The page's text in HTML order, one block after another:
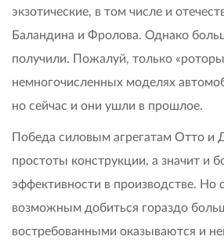
экзотические, в том числе и
Баландина и Фролова. Однако
получили. Пожалуй, только
немногочисленных моделях
но сейчас и они ушли в прошлое.
Победа силовым агрегатам Отто и
простоты конструкции, а значит и
эффективности в производстве. Но
возможным добиться гораздо
востребованными оказываются и